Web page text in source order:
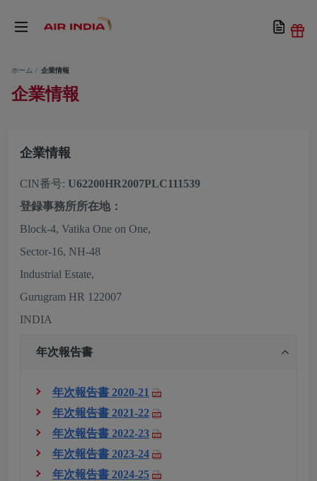
ホーム 企業情報
企業情報
企業情報
CIN番号: U62200HR2007PLC111539
登録事務所所在地：
Block-4, Vatika One on One,
Sector-16, NH-48
Industrial Estate,
Gurugram HR 122007
INDIA
年次報告書
年次報告書 2020-21
年次報告書 2021-22
年次報告書 2022-23
年次報告書 2023-24
年次報告書 2024-25